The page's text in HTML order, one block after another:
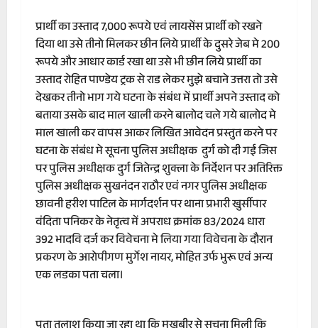
प्रार्थी का उस्ताद 7,000 रूपये एवं लायसेंस प्रार्थी को रखने
दिया था उसे तीनो मिलकर छीन लिये प्रार्थी के दुसरे जेब मे 200
रूपये और आधार कार्ड रखा था उसे भी छीन लिये प्रार्थी का
उस्ताद रोहित पाण्डेय ट्रक से राड लेकर मुझे बचाने उत्तरा तो उसे
देखकर तीनो भाग गये घटना के संबंध में प्रार्थी अपने उस्ताद को
बताया उसके बाद माल खाली करने बालोद चले गये बालोद मे
माल खाली कर वापस आकर लिखित आवेदन प्रस्तुत करने पर
घटना के संबंध मे सूचना पुलिस अधीक्षक दुर्ग को दी गई जिस
पर पुलिस अधीक्षक दुर्ग जितेन्द्र शुक्ला के निर्देशन पर अतिरिक्त
पुलिस अधीक्षक सुखनंदन राठौर एवं नगर पुलिस अधीक्षक
छावनी हरीश पाटिल के मार्गदर्शन पर थाना प्रभारी खुर्सीपार
वंदिता पनिकर के नेतृत्व में अपराध क्रमांक 83/2024 धारा
392 भादवि दर्ज कर विवेचना मे लिया गया विवेचना के दौरान
प्रकरण के आरोपीगण मुर्गेश नायर, मोहित उर्फ भुरू एवं अन्य
एक लडका पता चला।